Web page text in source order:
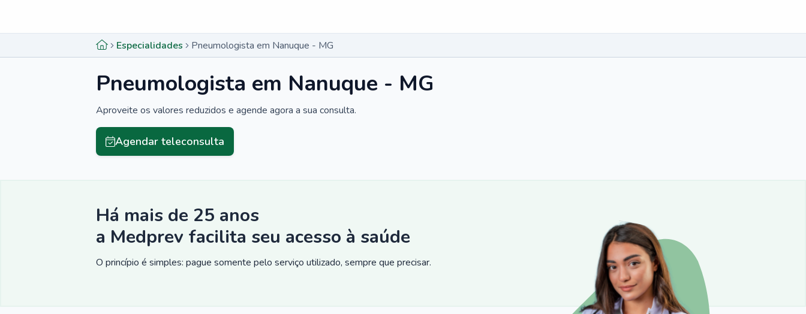
Especialidades Pneumologista em Nanuque - MG
Pneumologista em Nanuque - MG
Aproveite os valores reduzidos e agende agora a sua consulta.
Agendar teleconsulta
Há mais de 25 anos
a Medprev facilita seu acesso à saúde
O princípio é simples: pague somente pelo serviço utilizado, sempre que precisar.